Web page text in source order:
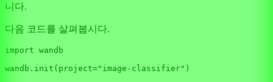
니다.
다음 코드를 살펴봅시다.
import wandb
wandb.init(project="image-classifier" )